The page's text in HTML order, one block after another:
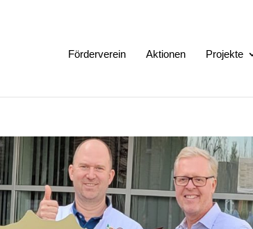
Förderverein Aktionen Projekte